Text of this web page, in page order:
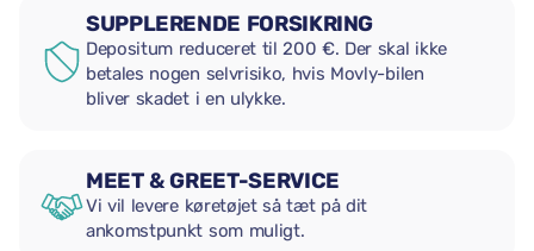
SUPPLERENDE FORSIKRING
Depositum reduceret til 200 €. Der skal ikke
betales nogen selvrisiko, hvis Movly-bilen
bliver skadet i en ulykke.
MEET & GREET-SERVICE
Vi vil levere køretøjet så tæt på dit
ankomstpunkt som muligt.